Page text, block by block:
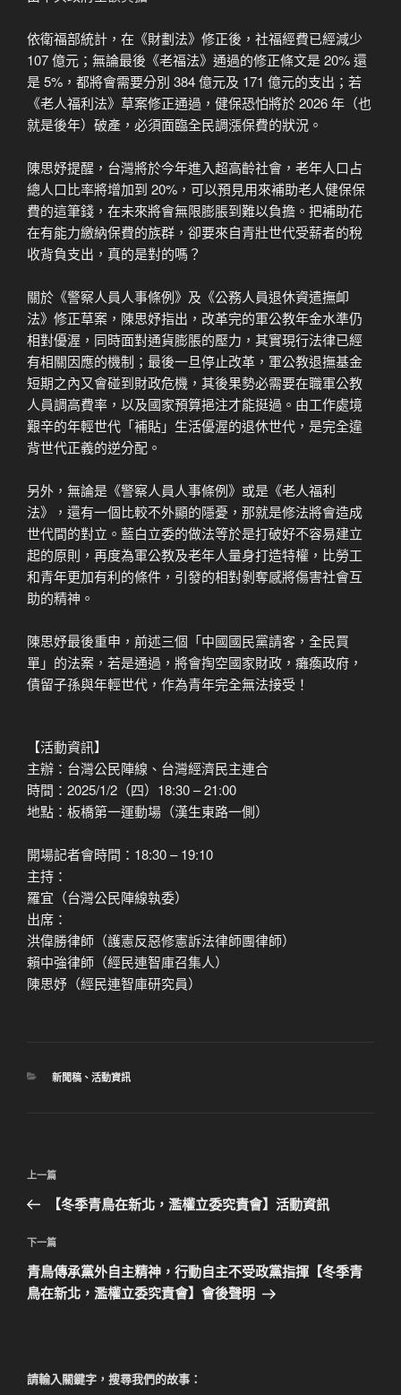
依衛福部統計，在《財劃法》修正後，社福經費已經減少
107 億元；無論最後《老福法》通過的修正條文是 20% 還
是 5%，都將會需要分別 384 億元及 171 億元的支出；若
《老人福利法》草案修正通過，健保恐怕將於 2026 年（也
就是後年）破產，必須面臨全民調漲保費的狀況。
陳思妤提醒，台灣將於今年進入超高齡社會，老年人口占
總人口比率將增加到 20%，可以預見用來補助老人健保保
費的這筆錢，在未來將會無限膨脹到難以負擔。把補助花
在有能力繳納保費的族群，卻要來自青壯世代受薪者的稅
收背負支出，真的是對的嗎？
關於《警察人員人事條例》及《公務人員退休資遣撫卹
法》修正草案，陳思妤指出，改革完的軍公教年金水準仍
相對優渥，同時面對通貨膨脹的壓力，其實現行法律已經
有相關因應的機制；最後一旦停止改革，軍公教退撫基金
短期之內又會碰到財政危機，其後果勢必需要在職軍公教
人員調高費率，以及國家預算挹注才能挺過。由工作處境
艱辛的年輕世代「補貼」生活優渥的退休世代，是完全違
背世代正義的逆分配。
另外，無論是《警察人員人事條例》或是《老人福利
法》，還有一個比較不外顯的隱憂，那就是修法將會造成
世代間的對立。藍白立委的做法等於是打破好不容易建立
起的原則，再度為軍公教及老年人量身打造特權，比勞工
和青年更加有利的條件，引發的相對剝奪感將傷害社會互
助的精神。
陳思妤最後重申，前述三個「中國國民黨請客，全民買
單」的法案，若是通過，將會掏空國家財政，癱瘓政府，
債留子孫與年輕世代，作為青年完全無法接受！
【活動資訊】
主辦：台灣公民陣線、台灣經濟民主連合
時間：2025/1/2（四）18:30 – 21:00
地點：板橋第一運動場（漢生東路一側）
開場記者會時間：18:30 – 19:10
主持：
羅宜（台灣公民陣線執委）
出席：
洪偉勝律師（護憲反惡修憲訴法律師團律師）
賴中強律師（經民連智庫召集人）
陳思妤（經民連智庫研究員）
分
新聞稿、 活動資訊
文
導
覽
上
一
文
章
上一篇
【冬季青鳥在新北，濫權立委究責會】活動資訊
下
一
篇
下一篇
青鳥傳承黨外自主精神，行動自主不受政黨指揮【冬季青
鳥在新北，濫權立委究責會】會後聲明
請輸入關鍵字，搜尋我們的故事：